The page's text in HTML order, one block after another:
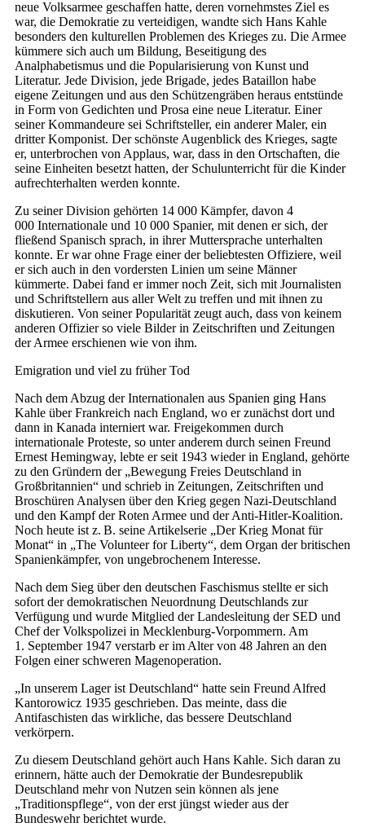
neue Volksarmee geschaffen hatte, deren vornehmstes Ziel es
war, die Demokratie zu verteidigen, wandte sich Hans Kahle
besonders den kulturellen Problemen des Krieges zu. Die Armee
kümmere sich auch um Bildung, Beseitigung des
Analphabetismus und die Popularisierung von Kunst und
Literatur. Jede Division, jede Brigade, jedes Bataillon habe
eigene Zeitungen und aus den Schützengräben heraus entstünde
in Form von Gedichten und Prosa eine neue Literatur. Einer
seiner Kommandeure sei Schriftsteller, ein anderer Maler, ein
dritter Komponist. Der schönste Augenblick des Krieges, sagte
er, unterbrochen von Applaus, war, dass in den Ortschaften, die
seine Einheiten besetzt hatten, der Schulunterricht für die Kinder
aufrechterhalten werden konnte.
Zu seiner Division gehörten 14 000 Kämpfer, davon 4
000 Internationale und 10 000 Spanier, mit denen er sich, der
fließend Spanisch sprach, in ihrer Muttersprache unterhalten
konnte. Er war ohne Frage einer der beliebtesten Offiziere, weil
er sich auch in den vordersten Linien um seine Männer
kümmerte. Dabei fand er immer noch Zeit, sich mit Journalisten
und Schriftstellern aus aller Welt zu treffen und mit ihnen zu
diskutieren. Von seiner Popularität zeugt auch, dass von keinem
anderen Offizier so viele Bilder in Zeitschriften und Zeitungen
der Armee erschienen wie von ihm.
Emigration und viel zu früher Tod
Nach dem Abzug der Internationalen aus Spanien ging Hans
Kahle über Frankreich nach England, wo er zunächst dort und
dann in Kanada interniert war. Freigekommen durch
internationale Proteste, so unter anderem durch seinen Freund
Ernest Hemingway, lebte er seit 1943 wieder in England, gehörte
zu den Gründern der „Bewegung Freies Deutschland in
Großbritannien“ und schrieb in Zeitungen, Zeitschriften und
Broschüren Analysen über den Krieg gegen Nazi-Deutschland
und den Kampf der Roten Armee und der Anti-Hitler-Koalition.
Noch heute ist z. B. seine Artikelserie „Der Krieg Monat für
Monat“ in „The Volunteer for Liberty“, dem Organ der britischen
Spanienkämpfer, von ungebrochenem Interesse.
Nach dem Sieg über den deutschen Faschismus stellte er sich
sofort der demokratischen Neuordnung Deutschlands zur
Verfügung und wurde Mitglied der Landesleitung der SED und
Chef der Volkspolizei in Mecklenburg-Vorpommern. Am
1. September 1947 verstarb er im Alter von 48 Jahren an den
Folgen einer schweren Magenoperation.
„In unserem Lager ist Deutschland“ hatte sein Freund Alfred
Kantorowicz 1935 geschrieben. Das meinte, dass die
Antifaschisten das wirkliche, das bessere Deutschland
verkörpern.
Zu diesem Deutschland gehört auch Hans Kahle. Sich daran zu
erinnern, hätte auch der Demokratie der Bundesrepublik
Deutschland mehr von Nutzen sein können als jene
„Traditionspflege“, von der erst jüngst wieder aus der
Bundeswehr berichtet wurde.